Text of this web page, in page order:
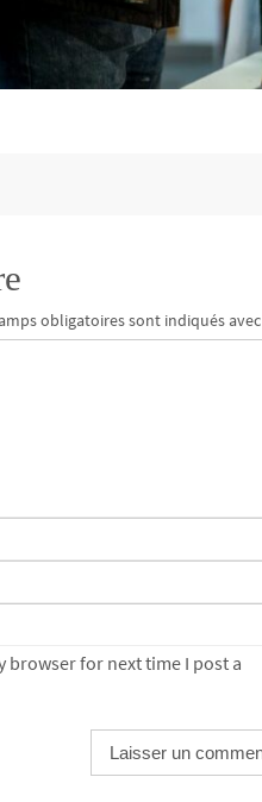
obligatoires sont indiqués avec
browser for next time I post a